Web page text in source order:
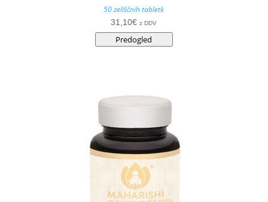
50 zeliščnih tabletk
31,10€ z DDV
Predogled